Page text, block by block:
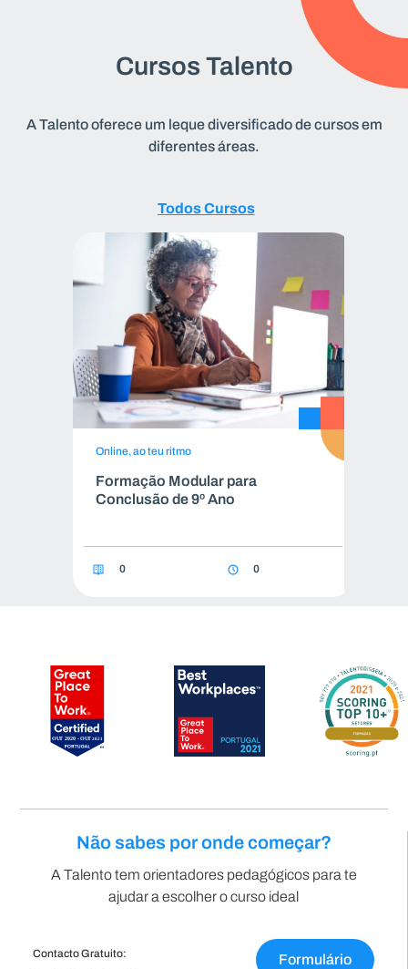
Cursos Talento
A Talento oferece um leque diversificado de cursos em
diferentes áreas.
Todos Cursos
Online, ao teu ritmo
Formação Modular para
Conclusão de 9º Ano
0 0
Não sabes por onde começar?
A Talento tem orientadores pedagógicos para te
ajudar a escolher o curso ideal
Contacto Gratuito: Formulário